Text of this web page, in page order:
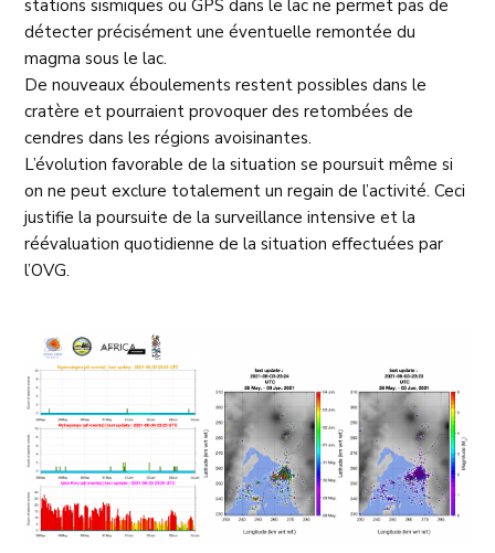
stations sismiques ou GPS dans le lac ne permet pas de
détecter précisément une éventuelle remontée du
magma sous le lac.
De nouveaux éboulements restent possibles dans le
cratère et pourraient provoquer des retombées de
cendres dans les régions avoisinantes.
L’évolution favorable de la situation se poursuit même si
on ne peut exclure totalement un regain de l’activité. Ceci
justifie la poursuite de la surveillance intensive et la
réévaluation quotidienne de la situation effectuées par
l’OVG.